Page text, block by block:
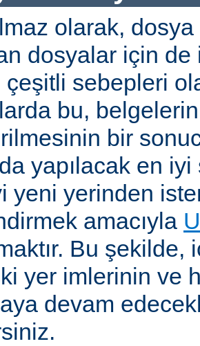
olarak,
dosyalar için de
çeşitli sebepleri
bu,
bir
yapılacak en
yeni yerinden
amacıyla
Bu
yer imlerinin ve
devam